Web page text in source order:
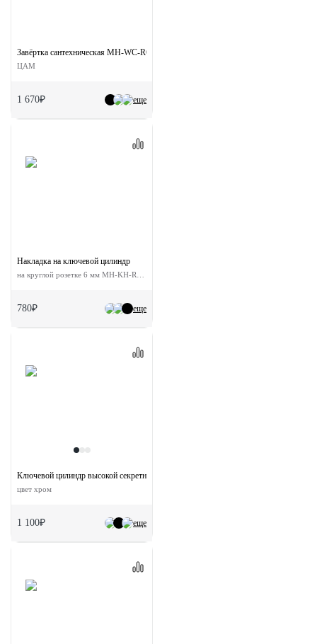
еще
Завёртка сантехническая MH-WC-R6T BL на круглой розетке цвет чёрный
ЦАМ
1 670₽
еще
Накладка на ключевой цилиндр
780₽
еще
Ключевой цилиндр высокой секретности HS 60CK PC с заверткой (60мм)
цвет хром
1 100₽